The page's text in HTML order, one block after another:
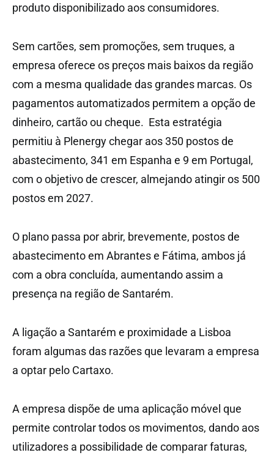
produto disponibilizado aos consumidores.
Sem cartões, sem promoções, sem truques, a
empresa oferece os preços mais baixos da região
com a mesma qualidade das grandes marcas. Os
pagamentos automatizados permitem a opção de
dinheiro, cartão ou cheque. Esta estratégia
permitiu à Plenergy chegar aos 350 postos de
abastecimento, 341 em Espanha e 9 em Portugal,
com o objetivo de crescer, almejando atingir os 500
postos em 2027.
O plano passa por abrir, brevemente, postos de
abastecimento em Abrantes e Fátima, ambos já
com a obra concluída, aumentando assim a
presença na região de Santarém.
A ligação a Santarém e proximidade a Lisboa
foram algumas das razões que levaram a empresa
a optar pelo Cartaxo.
A empresa dispõe de uma aplicação móvel que
permite controlar todos os movimentos, dando aos
utilizadores a possibilidade de comparar faturas,